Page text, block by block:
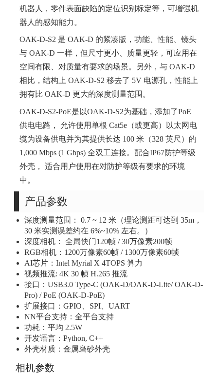
机器人，零件表面缺陷的定位识别标定等，可增强机
器人的感知能力。
OAK-D-S2 是 OAK-D 的紧凑版，功能、性能、镜头
与 OAK-D 一样，但尺寸更小、质量更轻，可应用在
空间有限、对质量有要求的场景。另外，与 OAK-D
相比，结构上 OAK-D-S2 移去了 5V 电源孔，性能上
拥有比 OAK-D 更大的深度测量范围。
OAK-D-S2-PoE是以OAK-D-S2为基础，添加了PoE
供电电路， 允许使用单根 Cat5e（或更高）以太网电
缆为设备供电并为其提供长达 100 米（328 英尺）的
1,000 Mbps (1 Gbps) 全双工连接。配合IP67防护等级
外壳， 适合用户使用在对防护等级有要求的环境
中。
产品参数
深度测量范围： 0.7 ~ 12 米（理论测距可达到 35m，
30 米实测误差约在 6%~10% 左右。）
深度相机： 全局快门120帧 / 30万像素200帧
RGB相机：1200万像素60帧 / 1300万像素60帧
AI芯片：Intel Myrial X 4TOPS 算力
视频推流: 4K 30 帧 H.265 推流
接口：USB3.0 Type-C (OAK-D/OAK-D-Lite/ OAK-D-
Pro) / PoE (OAK-D-PoE)
扩展接口：GPIO、SPI、UART
NN平台支持：全平台支持
功耗：平均 2.5W
开发语言：Python, C++
外壳材质：金属磨砂外壳
相机参数